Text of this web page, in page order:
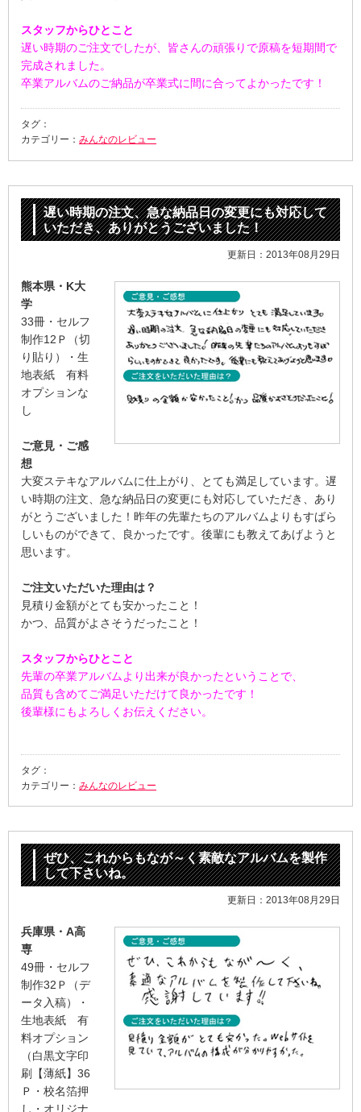
スタッフからひとこと
遅い時期のご注文でしたが、皆さんの頑張りで原稿を短期間で
完成されました。
卒業アルバムのご納品が卒業式に間に合ってよかったです！
タグ：
カテゴリー： みんなのレビュー
遅い時期の注文、急な納品日の変更にも対応して
いただき、ありがとうございました！
更新日：2013年08月29日
熊本県・K大
学
33冊・セルフ
制作12Ｐ（切
り貼り）・生
地表紙 有料
オプションな
し
ご意見・ご感
想
大変ステキなアルバムに仕上がり、とても満足しています。遅
い時期の注文、急な納品日の変更にも対応していただき、あり
がとうございました！昨年の先輩たちのアルバムよりもすばら
しいものができて、良かったです。後輩にも教えてあげようと
思います。
ご注文いただいた理由は？
見積り金額がとても安かったこと！
かつ、品質がよさそうだったこと！
スタッフからひとこと
先輩の卒業アルバムより出来が良かったということで、
品質も含めてご満足いただけて良かったです！
後輩様にもよろしくお伝えください。
タグ：
カテゴリー： みんなのレビュー
ぜひ、これからもなが～く素敵なアルバムを製作
して下さいね。
更新日：2013年08月29日
兵庫県・A高
専
49冊・セルフ
制作32Ｐ（デ
ータ入稿）・
生地表紙 有
料オプション
（白黒文字印
刷【薄紙】36
Ｐ・校名箔押
し・オリジナ